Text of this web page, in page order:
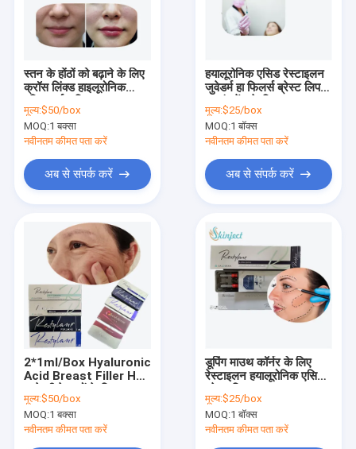
उत्पादों
हमारे बारे में
कारखाना भ्रमण
संपर्क करें
समाचार
एक उद्धरण का अनुरोध करें
स्तन के होंठों को बढ़ाने के लिए
क्रॉस लिंक्ड हाइलूरोनिक
मूल्य:$50/box
MOQ:1 बक्सा
नवीनतम कीमत पता करें
अब से संपर्क करें
हयालूरोनिक एसिड रेस्टाइलन
जुवेडर्म हा फिलर्स ब्रेस्ट लिप
मूल्य:$25/box
MOQ:1 बॉक्स
नवीनतम कीमत पता करें
अब से संपर्क करें
2*1ml/Box Hyaluronic
Acid Breast Filler HA
भरने वाले
मूल्य:$50/box
MOQ:1 बक्सा
नवीनतम कीमत पता करें
डूपिंग माउथ कॉर्नर के लिए
रेस्टाइलन हयालूरोनिक एसिड
मूल्य:$25/box
MOQ:1 बॉक्स
नवीनतम कीमत पता करें